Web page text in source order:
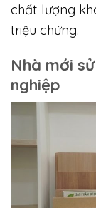
chất lượng
triệu chứng.
Nhà mới
nghiệp